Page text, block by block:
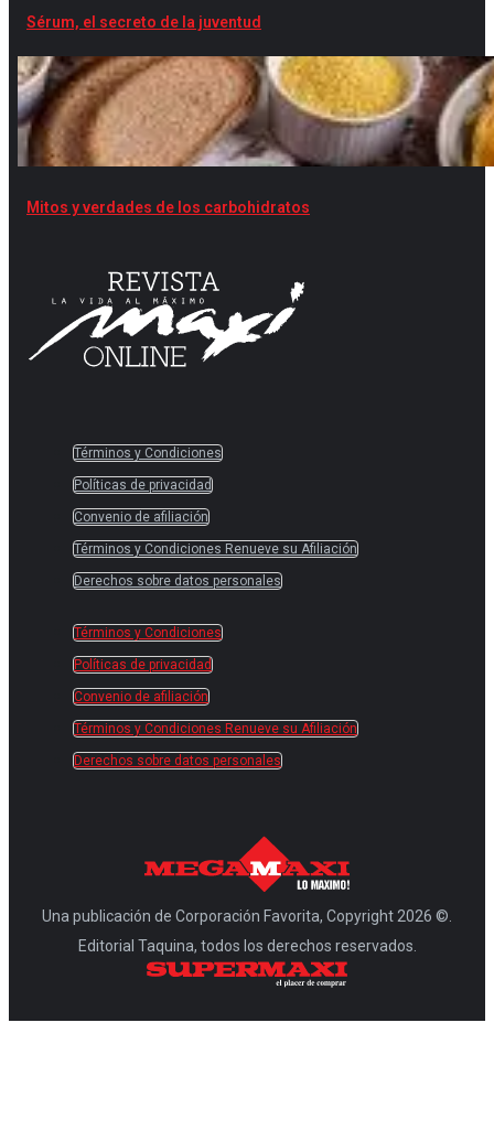
Sérum, el secreto de la juventud
Mitos y verdades de los carbohidratos
Términos y Condiciones
Políticas de privacidad
Convenio de afiliación
Términos y Condiciones Renueve su Afiliación
Derechos sobre datos personales
Términos y Condiciones
Políticas de privacidad
Convenio de afiliación
Términos y Condiciones Renueve su Afiliación
Derechos sobre datos personales
Una publicación de Corporación Favorita, Copyright 2026 ©.
Editorial Taquina, todos los derechos reservados.